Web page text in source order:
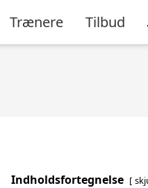
Trænere Tilbud
Indholdsfortegnelse